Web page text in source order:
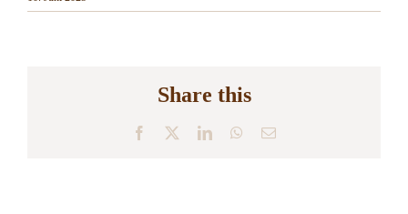
Share this
Facebook LinkedInWhatsApp
E-